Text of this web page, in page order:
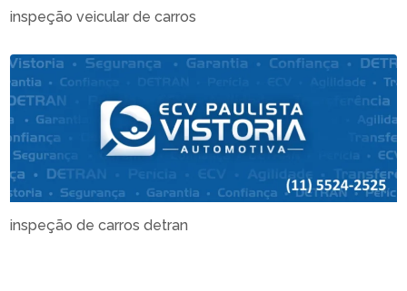
inspeção veicular de carros
inspeção de carros detran